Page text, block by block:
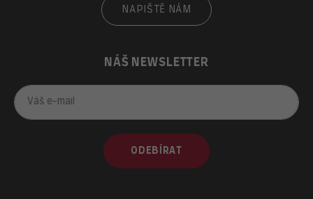
NAPIŠTĚ NÁM
NÁŠ NEWSLETTER
ODEBÍRAT